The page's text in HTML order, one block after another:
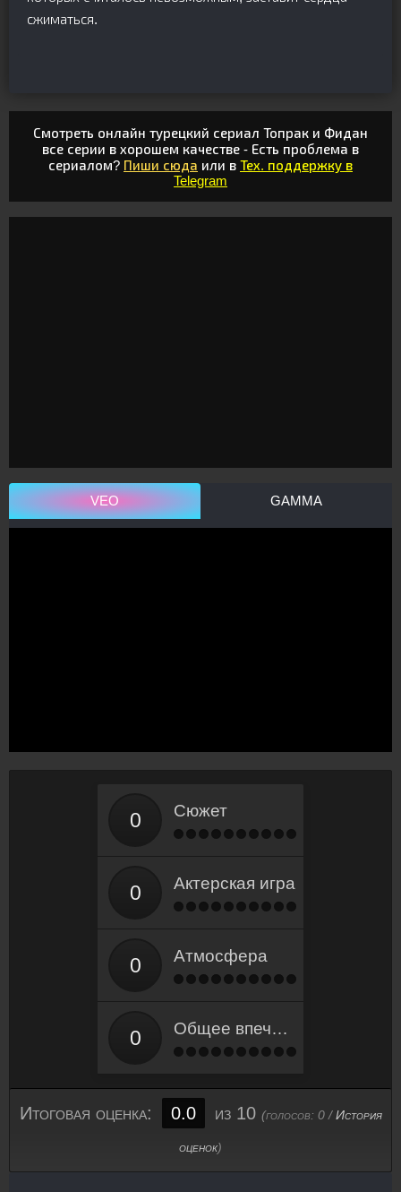
сжиматься.
Смотреть онлайн турецкий сериал Топрак и Фидан
все серии в хорошем качестве - Есть проблема в
сериалом? Пиши сюда или в Тех. поддержку в
Telegram
VEO GAMMA
Сюжет
Актерская игра
Атмосфера
Общее впечатление
Итоговая оценка: 0.0 из 10 (голосов: 0/История
оценок)